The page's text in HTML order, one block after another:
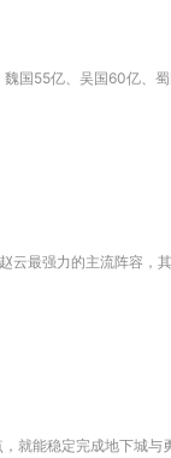
国55亿、吴国60亿、
最强力的主流阵容，
就能稳定完成地下城与